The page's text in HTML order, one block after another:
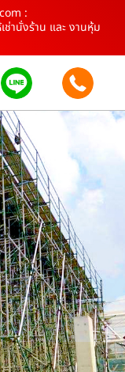
:
ช่านั่งร้าน และ งานหุ้ม